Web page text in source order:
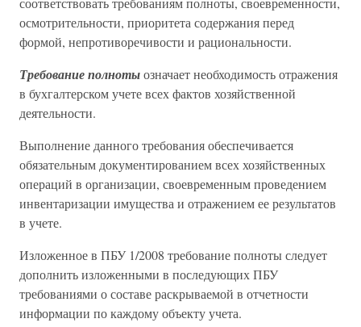
осмотрительности, приоритета содержания перед
формой, непротиворечивости и рациональности.
Требование полнотыозначает необходимость отражения
в бухгалтерском учете всех фактов хозяйственной
деятельности.
Выполнение данного требования обеспечивается
обязательным документированием всех хозяйственных
операций в организации, своевременным проведением
инвентаризации имущества и отражением ее результатов
в учете.
Изложенное в ПБУ 1/2008 требование полноты следует
дополнить изложенными в последующих ПБУ
требованиями о составе раскрываемой в отчетности
информации по каждому объекту учета.